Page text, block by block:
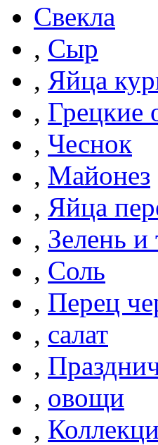
Свекла
, Сыр
, Яйца
, Грецкие
, Чеснок
, Майонез
, Яйца
, Зелень и
, Соль
, Перец
, салат
,
, овощи
,